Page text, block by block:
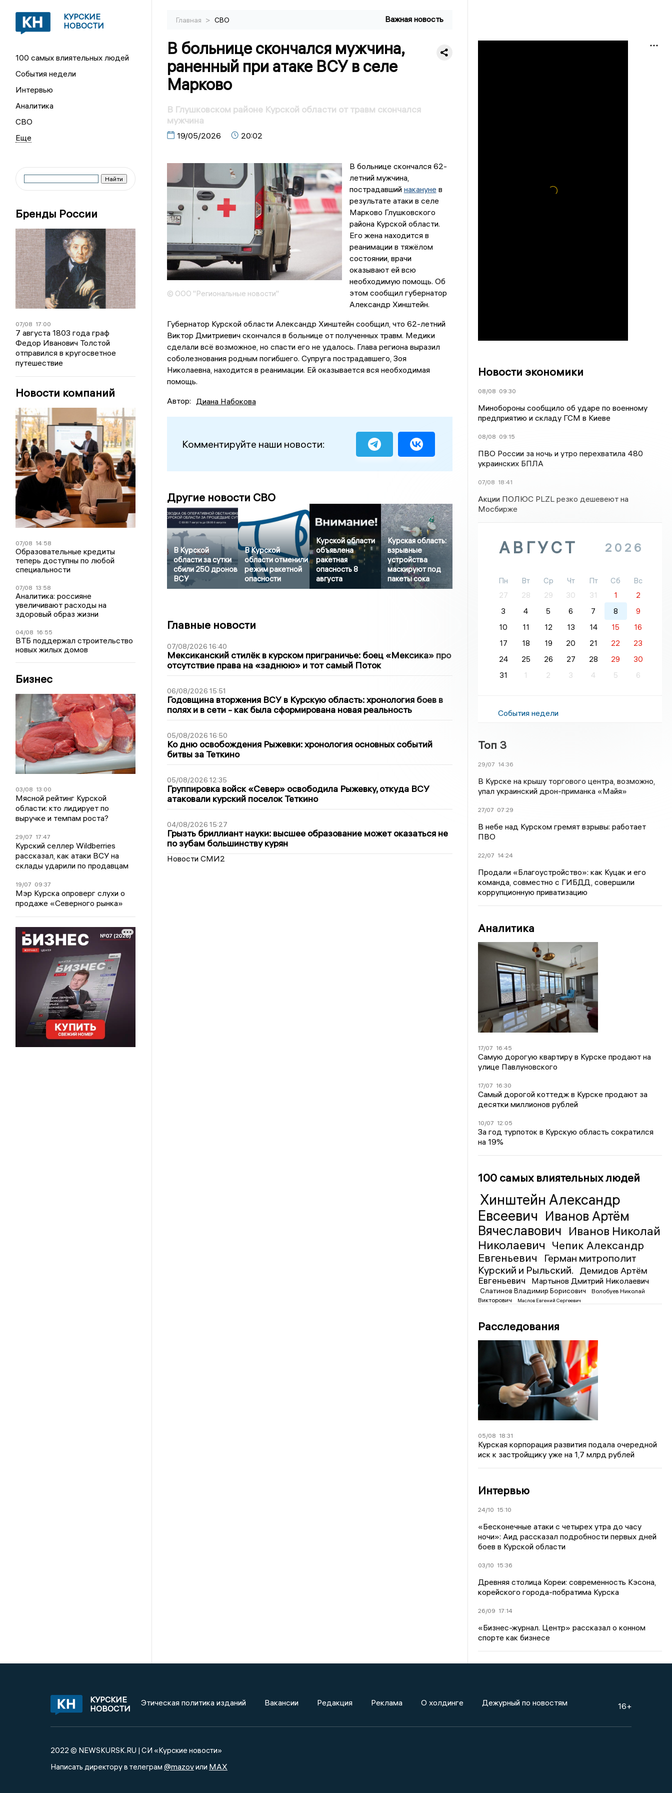
КУРСКИЕ
НОВОСТИ
100 самых влиятельных людей
События недели
Интервью
Аналитика
СВО
Бренды России
07/08 17:00
7 августа 1803 года граф
Федор Иванович Толстой
отправился в кругосветное
путешествие
Новости компаний
07/08 14:58
Образовательные кредиты
теперь доступны по любой
специальности
07/08 13:58
Аналитика: россияне
увеличивают расходы на
здоровый образ жизни
04/08 16:55
ВТБ поддержал строительство
новых жилых домов
Бизнес
03/08 13:00
Мясной рейтинг Курской
области: кто лидирует по
выручке и темпам роста?
29/07 17:47
Курский селлер Wildberries
рассказал, как атаки ВСУ на
склады ударили по продавцам
19/07 09:37
Мэр Курска опроверг слухи о
продаже «Северного рынка»
Главная > СВО Важная новость
В больнице скончался мужчина,
раненный при атаке ВСУ в селе
Марково
В Глушковском районе Курской области от травм скончался
мужчина
19/05/2026 20:02
© ООО "Региональные новости"
В больнице скончался 62-
летний мужчина,
пострадавший накануне в
результате атаки в селе
Марково Глушковского
района Курской области.
Его жена находится в
реанимации в тяжёлом
состоянии, врачи
оказывают ей всю
необходимую помощь. Об
этом сообщил губернатор
Александр Хинштейн.
Губернатор Курской области Александр Хинштейн сообщил, что 62-летний
Виктор Дмитриевич скончался в больнице от полученных травм. Медики
сделали всё возможное, но спасти его не удалось. Глава региона выразил
соболезнования родным погибшего. Супруга пострадавшего, Зоя
Николаевна, находится в реанимации. Ей оказывается вся необходимая
помощь.
Автор: Диана Набокова
Комментируйте наши новости:
Другие новости СВО
В Курской
области за сутки
сбили 250 дронов
ВСУ
В Курской
области отменили
режим ракетной
опасности
Курской области
объявлена
ракетная
опасность 8
августа
Курская область:
взрывные
устройства
маскируют под
пакеты сока
Главные новости
07/08/2026 16:40
Мексиканский стилёк в курском приграничье: боец «Мексика» про
отсутствие права на «заднюю» и тот самый Поток
06/08/2026 15:51
Годовщина вторжения ВСУ в Курскую область: хронология боев в
полях и в сети - как была сформирована новая реальность
05/08/2026 16:50
Ко дню освобождения Рыжевки: хронология основных событий
битвы за Теткино
05/08/2026 12:35
Группировка войск «Север» освободила Рыжевку, откуда ВСУ
атаковали курский поселок Теткино
04/08/2026 15:27
Грызть бриллиант науки: высшее образование может оказаться не
по зубам большинству курян
Новости СМИ2
Новости экономики
08/08 09:30
Минобороны сообщило об ударе по военному
предприятию и складу ГСМ в Киеве
08/08 09:15
ПВО России за ночь и утро перехватила 480
украинских БПЛА
07/08 18:41
Акции ПОЛЮС PLZL резко дешевеют на
Мосбирже
АВГУСТ 2026
Пн Вт Ср Чт Пт Сб
Вс
27
28 29 30 31 1
2
3
4 5 6 7 8
9
10
11 12 13 14 15
16
17
18 19 20 21 22
23
24
25 26 27 28 29
30
31
1 2 3 4 5 6
События недели
Топ 3
29/07 14:36
В Курске на крышу торгового центра, возможно,
упал украинский дрон-приманка «Майя»
27/07 07:29
В небе над Курском гремят взрывы: работает
ПВО
22/07 14:24
Продали «Благоустройство»: как Куцак и его
команда, совместно с ГИБДД, совершили
коррупционную приватизацию
Аналитика
17/07 16:45
Самую дорогую квартиру в Курске продают на
улице Павлуновского
17/07 16:30
Самый дорогой коттедж в Курске продают за
десятки миллионов рублей
10/07 12:05
За год турпоток в Курскую область сократился
на 19%
100 самых влиятельных людей
Хинштейн Александр
Евсеевич Иванов Артём
Вячеславович Иванов Николай
Николаевич Чепик Александр
Евгеньевич
Герман митрополит
Курский и Рыльский.
Демидов Артём
Евгеньевич
Мартынов Дмитрий Николаевич
Слатинов Владимир Борисович
Волобуев Николай
Викторович
Маслов Евгений Сергеевич
Расследования
05/08 18:31
Курская корпорация развития подала очередной
иск к застройщику уже на 1,7 млрд рублей
Интервью
24/10 15:10
«Бесконечные атаки с четырех утра до часу
ночи»: Аид рассказал подробности первых дней
боев в Курской области
03/10 15:36
Древняя столица Кореи: современность Кэсона,
корейского города-побратима Курска
26/09 17:14
«Бизнес-журнал. Центр» рассказал о конном
спорте как бизнесе
КУРСКИЕ
НОВОСТИ
Этическая политика изданий Вакансии Редакция Реклама О холдинге Дежурный по новостям 16+
2022 © NEWSKURSK.RU | СИ «Курские новости»
Написать директору в телеграм @mazovили MAX